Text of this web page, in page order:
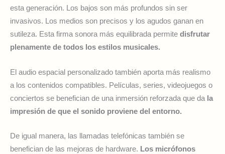
esta generación. Los bajos son más profundos sin ser
invasivos. Los medios son precisos y los agudos ganan en
sutileza. Esta firma sonora más equilibrada permite disfrutar
plenamente de todos los estilos musicales.
El audio espacial personalizado también aporta más realismo
a los contenidos compatibles. Películas, series, videojuegos o
conciertos se benefician de una inmersión reforzada que da la
impresión de que el sonido proviene del entorno.
De igual manera, las llamadas telefónicas también se
benefician de las mejoras de hardware. Los micrófonos